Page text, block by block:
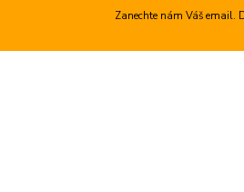
Zanechte nám Váš email.